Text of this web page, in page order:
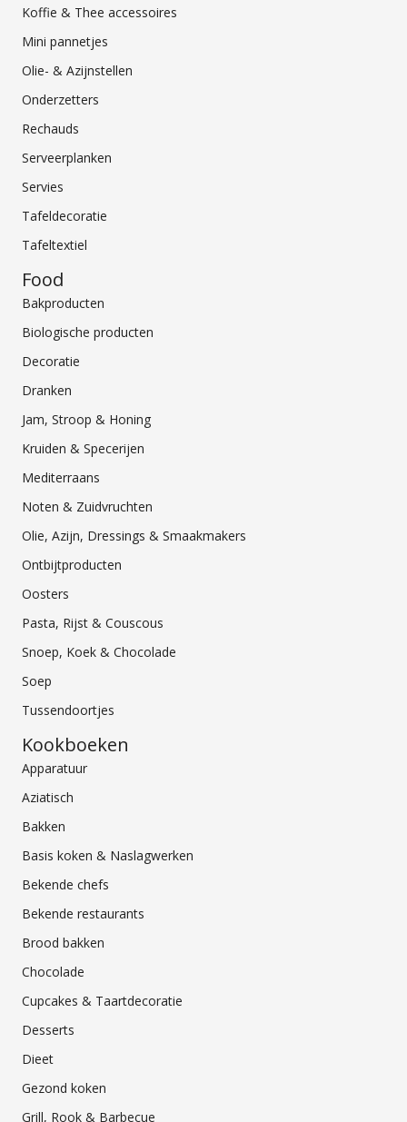
Koffie & Thee accessoires
Mini pannetjes
Olie- & Azijnstellen
Onderzetters
Rechauds
Serveerplanken
Servies
Tafeldecoratie
Tafeltextiel
Food
Bakproducten
Biologische producten
Decoratie
Dranken
Jam, Stroop & Honing
Kruiden & Specerijen
Mediterraans
Noten & Zuidvruchten
Olie, Azijn, Dressings & Smaakmakers
Ontbijtproducten
Oosters
Pasta, Rijst & Couscous
Snoep, Koek & Chocolade
Soep
Tussendoortjes
Kookboeken
Apparatuur
Aziatisch
Bakken
Basis koken & Naslagwerken
Bekende chefs
Bekende restaurants
Brood bakken
Chocolade
Cupcakes & Taartdecoratie
Desserts
Dieet
Gezond koken
Grill, Rook & Barbecue